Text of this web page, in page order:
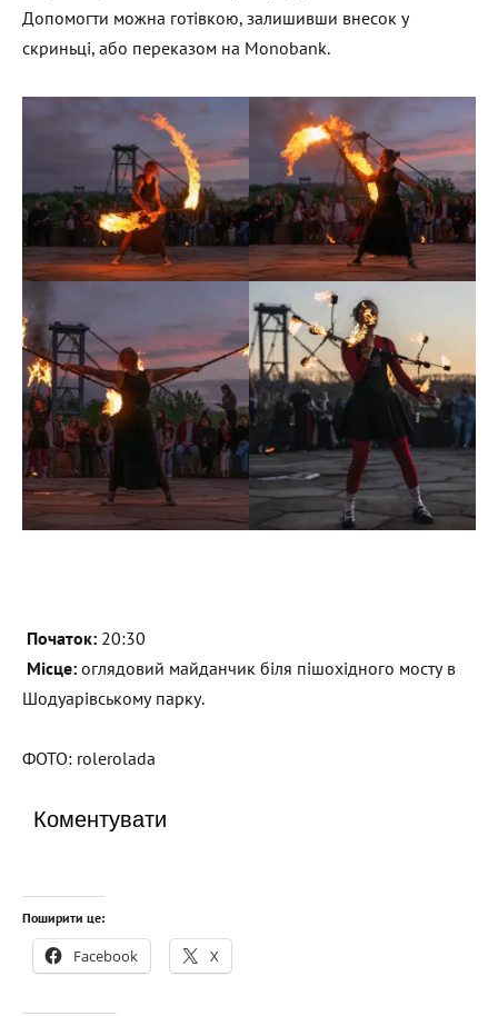
Допомогти можна готівкою, залишивши внесок у
скриньці, або переказом на Monobank.
Початок: 20:30
Місце: оглядовий майданчик біля пішохідного мосту в
Шодуарівському парку.
ФОТО: rolerolada
Коментувати
Поширити це:
Facebook X